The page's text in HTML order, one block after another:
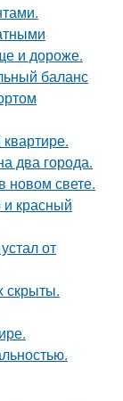
и дороже.
баланс
два города.
новом свете.
и красный
от
скрыты.